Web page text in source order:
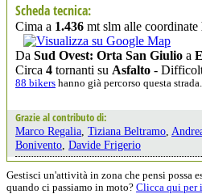
Scheda tecnica:
Cima a 1.436 mt slm alle coordinate
Da Sud Ovest: Orta San Giulio a
Circa 4 tornanti su Asfalto -
88 bikers hanno già percorso questa strada.
Grazie al contributo di:
Marco Regalia Tiziana Beltramo
Bonivento Davide Frigerio
Gestisci un'attività in zona che pensi possa
quando ci passiamo in moto? Clicca qui per